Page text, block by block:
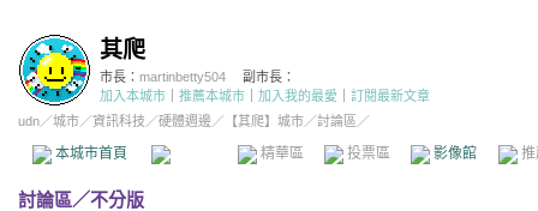
其爬
市長： martinbetty504
副市長：
加入本城市
推薦本城市 加入我的最愛
訂閱最新文章
udn／城市／資訊科技 ／硬體週邊 ／ 【其爬】城市／討論區／
本城市首頁 精華區 投票區 影像館
討論區／不分版